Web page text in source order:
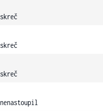
skreč
skreč
skreč
nenastoupil